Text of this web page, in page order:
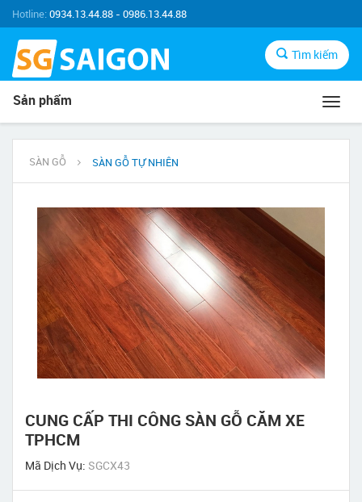
Hotline:0934.13.44.88 - 0986.13.44.88
Tìm kiếm
Sản phẩm
SÀN GỖ SÀN GỖ TỰ NHIÊN
CUNG CẤP THI CÔNG SÀN GỖ CĂM XE
TPHCM
Mã Dịch Vụ: SGCX43